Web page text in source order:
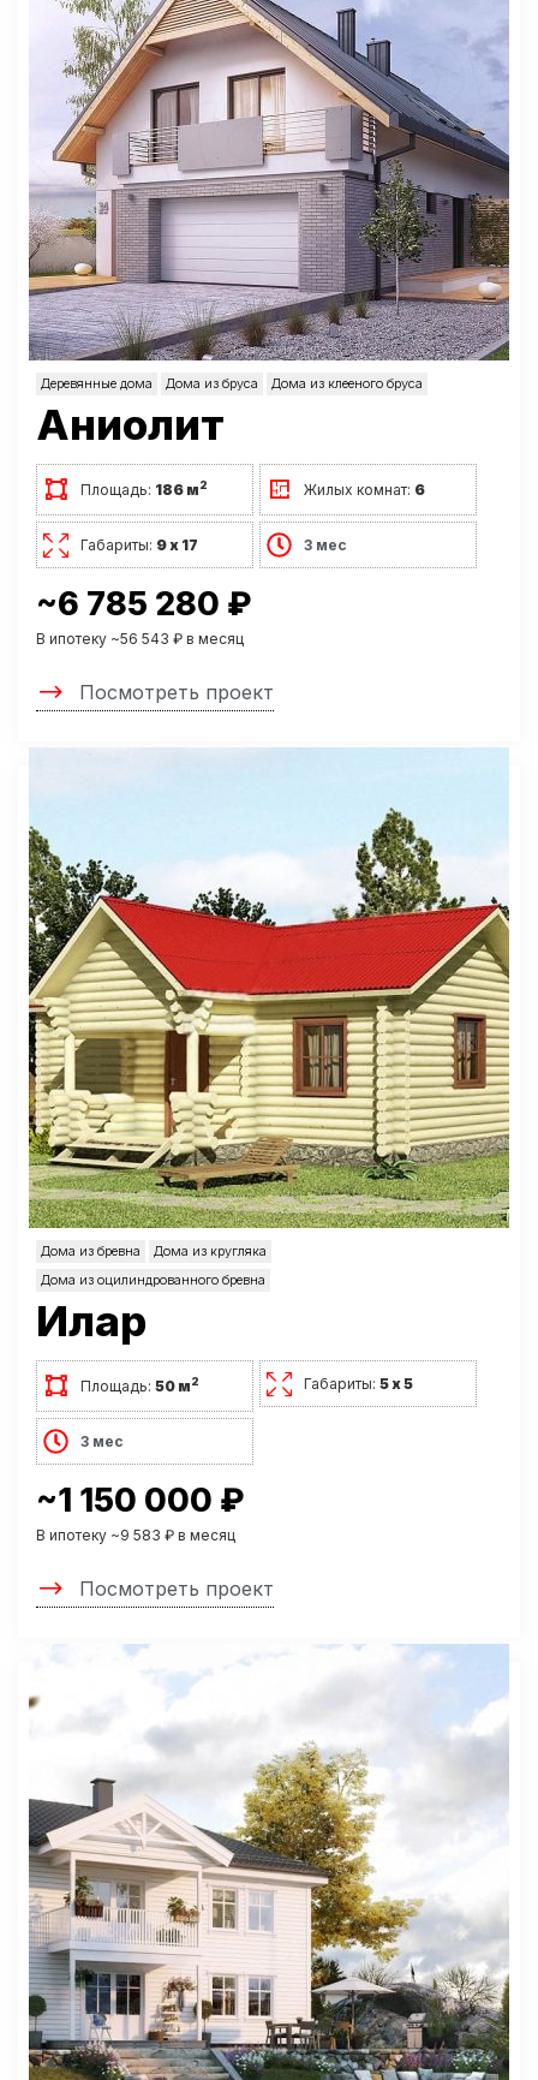
Деревянные дома Дома из бруса Дома из клееного бруса
Аниолит
Площадь: 186 м2 Жилых комнат: 6
Габариты: 9 х 17 3 мес
~6 785 280 ₽
В ипотеку ~56 543 ₽ в месяц
Посмотреть проект
Дома из бревна
Дома из кругляка
Дома из оцилиндрованного бревна
Илар
Площадь: 50 м2 Габариты:5 х 5
3 мес
~1 150 000 ₽
В ипотеку ~9 583 ₽ в месяц
Посмотреть проект